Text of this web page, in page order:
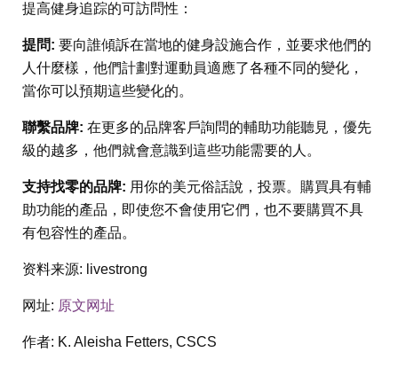
提高健身追踪的可訪問性：
提問: 要向誰傾訴在當地的健身設施合作，並要求他們的
人什麼樣，他們計劃對運動員適應了各種不同的變化，
當你可以預期這些變化的。
聯繫品牌: 在更多的品牌客戶詢問的輔助功能聽見，優先
級的越多，他們就會意識到這些功能需要的人。
支持找零的品牌: 用你的美元俗話說，投票。購買具有輔
助功能的產品，即使您不會使用它們，也不要購買不具
有包容性的產品。
资料来源: livestrong
网址: 原文网址
作者: K. Aleisha Fetters, CSCS